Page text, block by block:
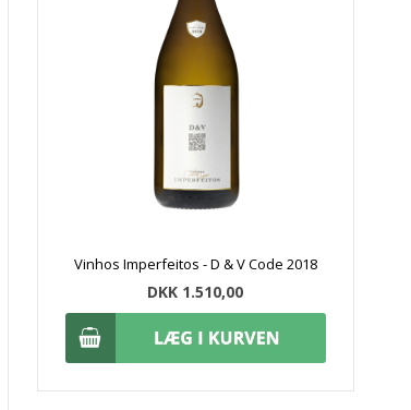
Vinhos Imperfeitos - D & V Code 2018
DKK 1.510,00